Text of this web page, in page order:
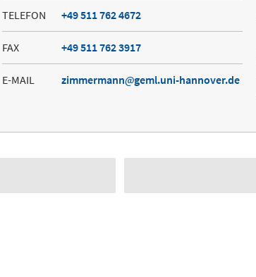
TELEFON +49 511 762 4672
FAX +49 511 762 3917
E-MAIL zimmermann geml.uni-hannover.de